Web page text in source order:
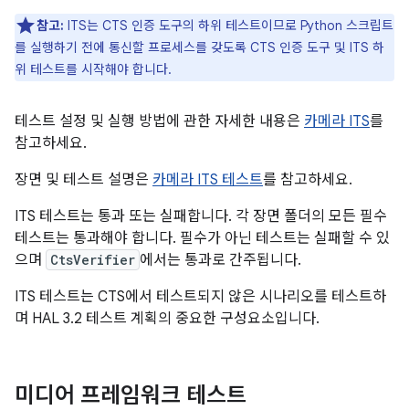
참고: ITS는 CTS 인증 도구의 하위 테스트이므로 Python 스크립트
를 실행하기 전에 통신할 프로세스를 갖도록 CTS 인증 도구 및 ITS 하
위 테스트를 시작해야 합니다.
테스트 설정 및 실행 방법에 관한 자세한 내용은 카메라 ITS를
참고하세요.
장면 및 테스트 설명은 카메라 ITS 테스트를 참고하세요.
ITS 테스트는 통과 또는 실패합니다. 각 장면 폴더의 모든 필수
테스트는 통과해야 합니다. 필수가 아닌 테스트는 실패할 수 있
으며
CtsVerifier 에서는 통과로 간주됩니다.
ITS 테스트는 CTS에서 테스트되지 않은 시나리오를 테스트하
며 HAL 3.2 테스트 계획의 중요한 구성요소입니다.
미디어 프레임워크 테스트